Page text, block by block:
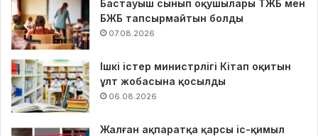
Бастауыш сынып оқушылары ТЖБ мен
БЖБ тапсырмайтын болды
07.08.2026
Ішкі істер министрлігі Кітап оқитын
ұлт жобасына қосылды
06.08.2026
Жалған ақпаратқа қарсы іс-қимыл